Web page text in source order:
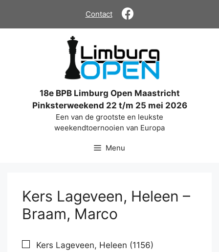
de
Contact
18e BPB Limburg Open Maastricht
Pinksterweekend 22 t/m 25 mei 2026
Een van de grootste en leukste
weekendtoernooien van Europa
Menu
Kers Lageveen, Heleen –
Braam, Marco
Kers Lageveen, Heleen (1156)